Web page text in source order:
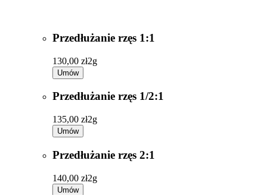
Przedłużanie rzęs 1:1
130,00 zł2g
Umów
Przedłużanie rzęs 1/2:1
135,00 zł2g
Umów
Przedłużanie rzęs 2:1
140,00 zł2g
Umów